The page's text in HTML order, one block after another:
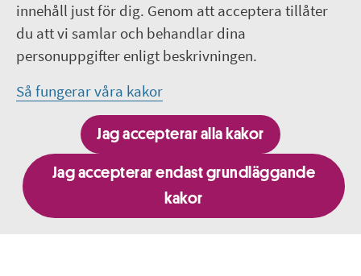
innehåll just för dig. Genom att acceptera tillåter
du att vi samlar och behandlar dina
personuppgifter enligt beskrivningen.
Så fungerar våra kakor
Jag accepterar alla kakor
Jag accepterar endast grundläggande
kakor
region.uppsala@regionuppsala.se
Genvägar
För personal i Region Uppsala
It-system och e-tjänster